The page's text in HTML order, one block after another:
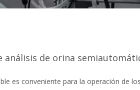
análisis de orina
es conveniente para la operación de los